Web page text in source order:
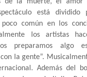
está
poco común en los
los artistas
preparamos algo
la gente”.
Además del